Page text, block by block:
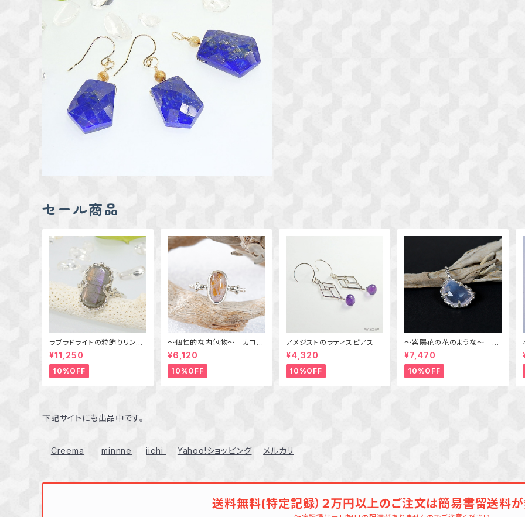
ラピスとルチルクォーツのペンダント＆ピアス set
¥7,800
SOLD OUT
セール商品
ラブラドライトの粒飾りリング
（パープル＆オレンジ） 16号
¥11,250
10%OFF
～個性的な内包物～ カコク
セナイトインアメジストの粒飾
りリング 10号 天然石アク
セサリー 一点物 macari
¥6,120
10%OFF
アメジストのラティスピアス
¥4,320
10%OFF
～紫陽花の花のような～ ラ
ベンダークォーツの粒飾りペ
ンダント 天然石アクセサ
リー 一点物
¥7,470
10%OFF
下記サイトにも出品中です。
Creema minnne iichi Yahoo!ショッピング メルカリ
送料無料(特定記録）２万円以上のご注文は簡易書留送料が